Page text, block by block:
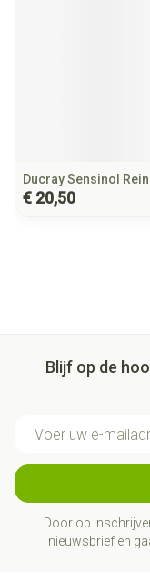
Ducray Sensinol
€ 20,50
Blijf op de
Door op
nieuwsbrief en